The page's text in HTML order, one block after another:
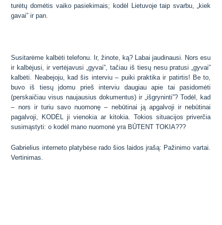
turėtų domėtis vaiko pasiekimais; kodėl Lietuvoje taip svarbu, „kiek
gavai” ir pan.
Susitarėme kalbėti telefonu. Ir, žinote, ką? Labai jaudinausi. Nors esu
ir kalbėjusi, ir vertėjavusi „gyvai”, tačiau iš tiesų nesu pratusi „gyvai”
kalbėti. Neabejoju, kad šis interviu – puiki praktika ir patirtis! Be to,
buvo iš tiesų įdomu prieš interviu daugiau apie tai pasidomėti
(perskaičiau visus naujausius dokumentus) ir „išgryninti”? Todėl, kad
– nors ir turiu savo nuomonę – nebūtinai ją apgalvoji ir nebūtinai
pagalvoji, KODĖL ji vienokia ar kitokia. Tokios situacijos priverčia
susimąstyti: o kodėl mano nuomonė yra BŪTENT TOKIA???
Gabrielius interneto platybėse rado šios laidos įrašą: Pažinimo vartai.
Vertinimas.